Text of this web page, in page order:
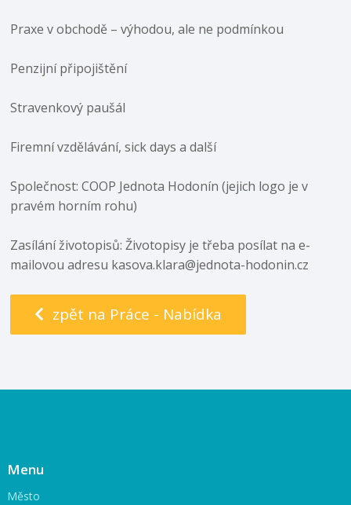
Praxe v obchodě – výhodou, ale ne podmínkou
Penzijní připojištění
Stravenkový paušál
Firemní vzdělávání, sick days a další
Společnost: COOP Jednota Hodonín (jejich logo je v
pravém horním rohu)
Zasílání životopisů: Životopisy je třeba posílat na e-
mailovou adresu kasova.klara@jednota-hodonin.cz
zpět na Práce - Nabídka
Menu
Město